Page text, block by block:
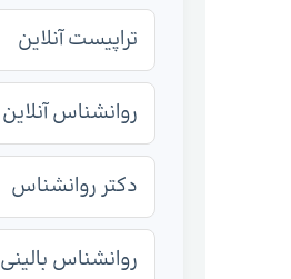
تراپیست آنلاین
روانشناس آنلاین
دکتر روانشناس
روانشناس بالینی